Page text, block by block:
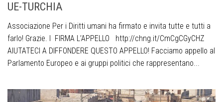
UE-TURCHIA
Associazione Per i Diritti umani ha firmato e invita tutte e tutti a
farlo! Grazie. I FIRMA L’APPELLO http://chng.it/CmCgCGyCHZ
AIUTATECI A DIFFONDERE QUESTO APPELLO! Facciamo appello al
Parlamento Europeo e ai gruppi politici che rappresentano...